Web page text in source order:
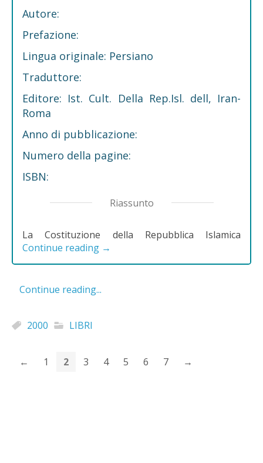
Autore:
Prefazione:
Lingua originale: Persiano
Traduttore:
Editore: Ist. Cult. Della Rep.Isl. dell, Iran-
Roma
Anno di pubblicazione:
Numero della pagine:
ISBN:
Riassunto
La Costituzione della Repubblica Islamica
Continue reading →
Continue reading...
2000 LIBRI
← 1 2 3 4 5 6 7 →